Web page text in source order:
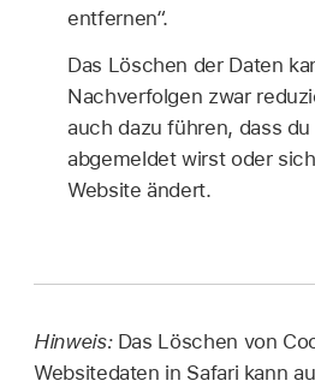
entfernen“.
Das Löschen der Daten
Nachverfolgen zwar
auch dazu führen, dass
abgemeldet wirst oder
Website ändert.
Hinweis: Das Löschen von
Websitedaten in Safari kann